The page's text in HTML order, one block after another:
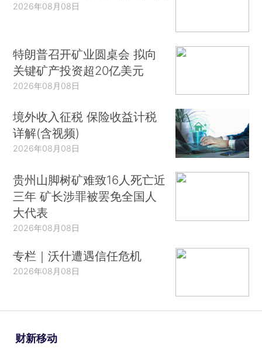
2026年08月08日
特朗普召开矿业圆桌会 拟向
关键矿产投资超20亿美元
2026年08月08日
境外收入征税 保险收益计税
详解(含视频)
2026年08月08日
贵州山脚树矿难致16人死亡近
三年 矿长涉罪被罢免全国人
大代表
2026年08月08日
专栏｜沃什遭遇信任危机
2026年08月08日
财新移动